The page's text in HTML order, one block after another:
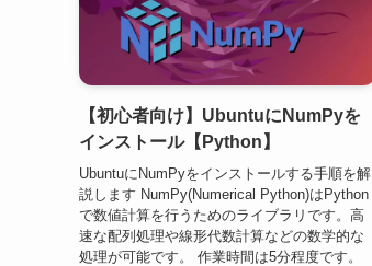
【初心者向け】UbuntuにNumPyを
インストール【Python】
UbuntuにNumPyをインストールする手順を解
説します NumPy(Numerical Python)はPython
で数値計算を行うためのライブラリです。高
速な配列処理や線形代数計算などの数学的な
処理が可能です。 作業時間は5分程度です。